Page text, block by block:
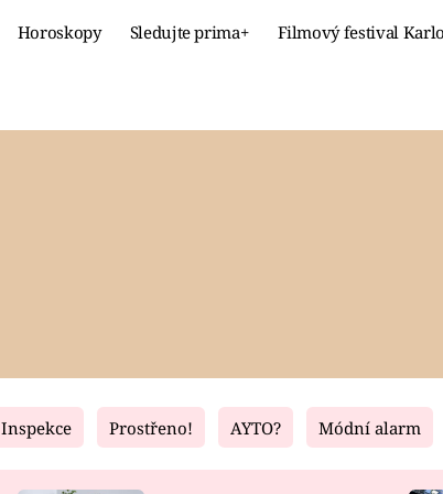
Horoskopy Sledujte prima+ Filmový festival
Fresh Living
Inspekce Prostřeno! AYTO? Módní alarm